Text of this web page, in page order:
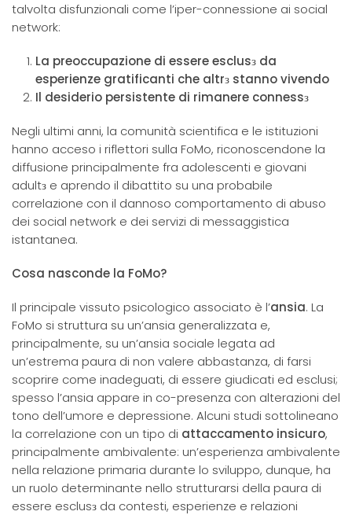
talvolta disfunzionali come l’iper-connessione ai social
network:
La preoccupazione di essere esclusз da
esperienze gratificanti che altrз stanno vivendo
Il desiderio persistente di rimanere connessз
Negli ultimi anni, la comunità scientifica e le istituzioni
hanno acceso i riflettori sulla FoMo, riconoscendone la
diffusione principalmente fra adolescenti e giovani
adultз e aprendo il dibattito su una probabile
correlazione con il dannoso comportamento di abuso
dei social network e dei servizi di messaggistica
istantanea.
Cosa nasconde la FoMo?
Il principale vissuto psicologico associato è l’ansia. La
FoMo si struttura su un’ansia generalizzata e,
principalmente, su un’ansia sociale legata ad
un’estrema paura di non valere abbastanza, di farsi
scoprire come inadeguati, di essere giudicati ed esclusi;
spesso l’ansia appare in co-presenza con alterazioni del
tono dell’umore e depressione. Alcuni studi sottolineano
la correlazione con un tipo di attaccamento insicuro,
principalmente ambivalente: un’esperienza ambivalente
nella relazione primaria durante lo sviluppo, dunque, ha
un ruolo determinante nello strutturarsi della paura di
essere esclusз da contesti, esperienze e relazioni